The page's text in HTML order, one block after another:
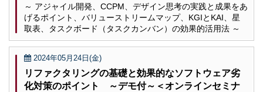
～ アジャイル開発、CCPM、デザイン思考の実践と成果をあ
げるポイント、バリューストリームマップ、KGIとKAI、星
取表、タスクボード（タスクカンバン）の効果的活用法 ～
2024年05月24日(金)
リファクタリングの基礎と効果的なソフトウェア劣
化対策のポイント ～デモ付～＜オンラインセミナ